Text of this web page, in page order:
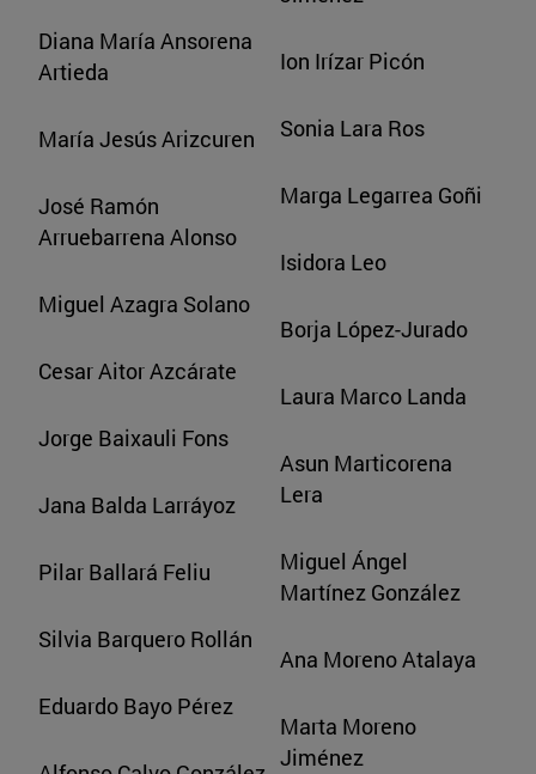
Diana María Ansorena
Artieda
María Jesús Arizcuren
José Ramón
Arruebarrena Alonso
Miguel Azagra Solano
Cesar Aitor Azcárate
Jorge Baixauli Fons
Jana Balda Larráyoz
Pilar Ballará Feliu
Silvia Barquero Rollán
Eduardo Bayo Pérez
Ion Irízar Picón
Sonia Lara Ros
Marga Legarrea Goñi
Isidora Leo
Borja López-Jurado
Laura Marco Landa
Asun Marticorena
Lera
Miguel Ángel
Martínez González
Ana Moreno Atalaya
Marta Moreno
Jiménez